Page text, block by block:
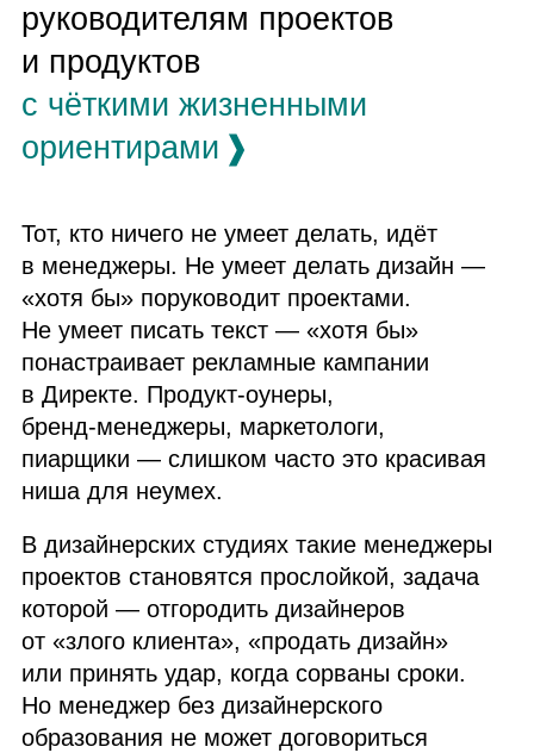
руководителям проектов
и продуктов
с чёткими жизненными
ориентирами ❱
Тот, кто ничего не умеет делать, идёт
в менеджеры. Не умеет делать дизайн —
«хотя бы» поруководит проектами.
Не умеет писать текст — «хотя бы»
понастраивает рекламные кампании
в Директе. Продукт‑оунеры,
бренд‑менеджеры, маркетологи,
пиарщики — слишком часто это красивая
ниша для неумех.
В дизайнерских студиях такие менеджеры
проектов становятся прослойкой, задача
которой — отгородить дизайнеров
от «злого клиента», «продать дизайн»
или принять удар, когда сорваны сроки.
Но менеджер без дизайнерского
образования не может договориться